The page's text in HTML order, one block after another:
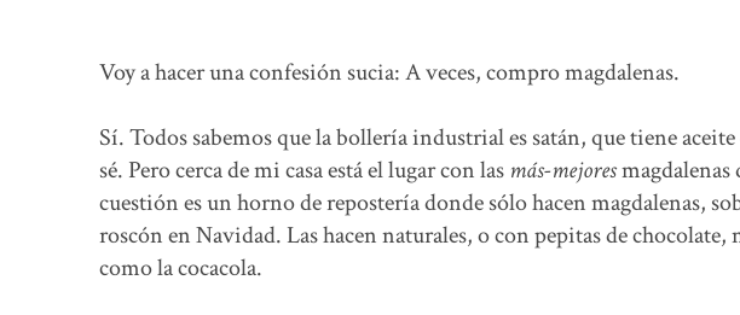
Voy a hacer una confesión sucia: A veces, compro magdalenas.
Sí. Todos sabemos que la bollería industrial es satán, que tiene
sé. Pero cerca de mi casa está el lugar con las más-mejoresmagdalenas
cuestión es un horno de repostería donde sólo hacen magdalenas,
roscón en Navidad. Las hacen naturales, o con pepitas de
como la cocacola.